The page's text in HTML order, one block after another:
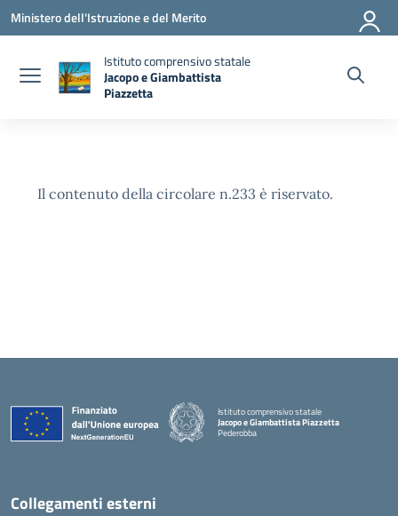
Vai ai contenuti
Vai al menu di navigazione
Vai al footer
Ministero dell'Istruzione e del Merito
Istituto comprensivo statale
Jacopo e Giambattista
Piazzetta
Il contenuto della circolare n.233 è riservato.
Istituto comprensivo statale
Jacopo e Giambattista Piazzetta
Pederobba
Collegamenti esterni